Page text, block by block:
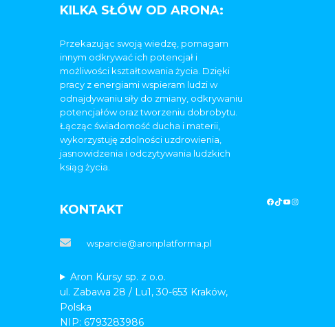
KILKA SŁÓW OD ARONA:
Przekazując swoją wiedzę, pomagam
innym odkrywać ich potencjał i
możliwości kształtowania życia. Dzięki
pracy z energiami wspieram ludzi w
odnajdywaniu siły do zmiany, odkrywaniu
potencjałów oraz tworzeniu dobrobytu.
Łącząc świadomość ducha i materii,
wykorzystuję zdolności uzdrowienia,
jasnowidzenia i odczytywania ludzkich
ksiąg życia.
KONTAKT
wsparcie@aronplatforma.pl
Aron Kursy sp. z o.o.
ul. Zabawa 28 / Lu1, 30-653 Kraków,
Polska
NIP: 6793283986